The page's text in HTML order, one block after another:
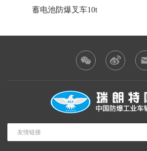
蓄电池防爆叉车10t
友情链接